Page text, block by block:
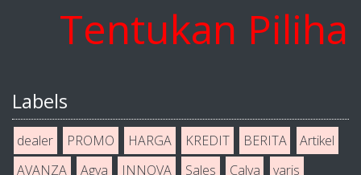
Tentukan Pilihan
Labels
dealer PROMO HARGA KREDIT BERITA
Artikel
AVANZA
Agya INNOVA Sales Calya
yaris